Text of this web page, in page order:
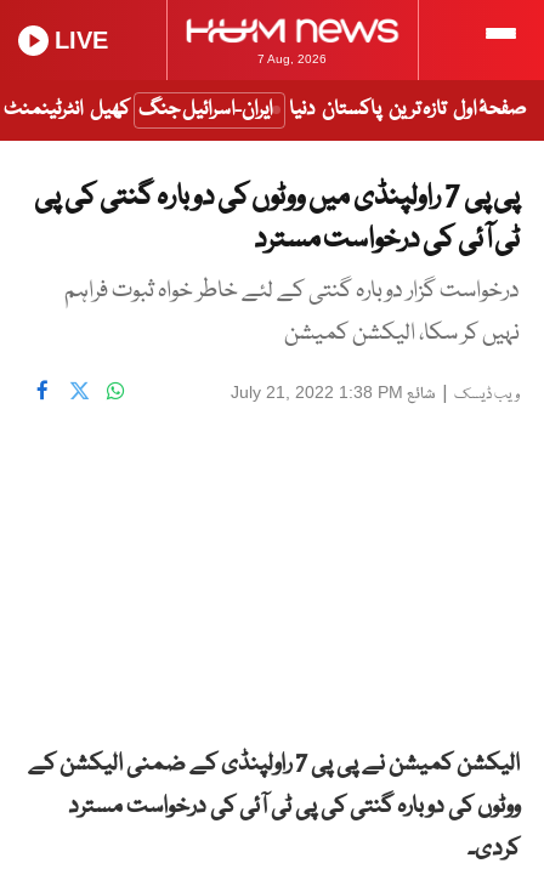
7 Aug, 2026
LIVE
صفحۂ اول تازہ ترین پاکستان دنیا ایران-اسرائیل جنگ کھیل انٹرٹینمنٹ
پی پی 7 راولپنڈی میں ووٹوں کی دوبارہ گنتی کی پی
ٹی آئی کی درخواست مسترد
درخواست گزار دوبارہ گنتی کے لئے خاطر خواہ ثبوت فراہم
نہیں کر سکا، الیکشن کمیشن
ویب ڈیسک | شائع July 21, 2022 1:38 PM
الیکشن کمیشن نے پی پی 7 راولپنڈی کے ضمنی الیکشن کے
ووٹوں کی دوبارہ گنتی کی پی ٹی آئی کی درخواست مسترد
کردی۔